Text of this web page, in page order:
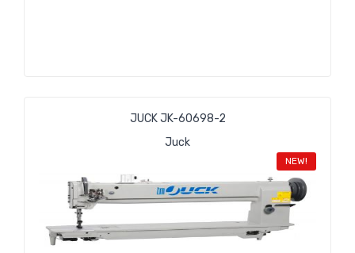
JUCK JK-60698-2
Juck
NEW!